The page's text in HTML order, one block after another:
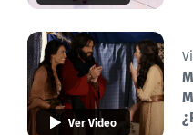
Ver Video